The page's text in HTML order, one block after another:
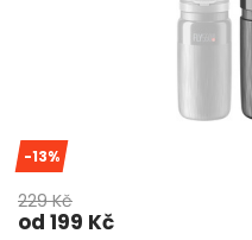
-13%
229 Kč
od 199 Kč